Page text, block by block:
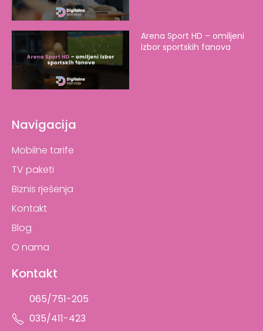
Arena Sport HD – omiljeni
izbor sportskih fanova
Navigacija
Mobilne tarife
TV paketi
Biznis rješenja
Kontakt
Blog
O nama
Kontakt
065/751-205
035/411-423